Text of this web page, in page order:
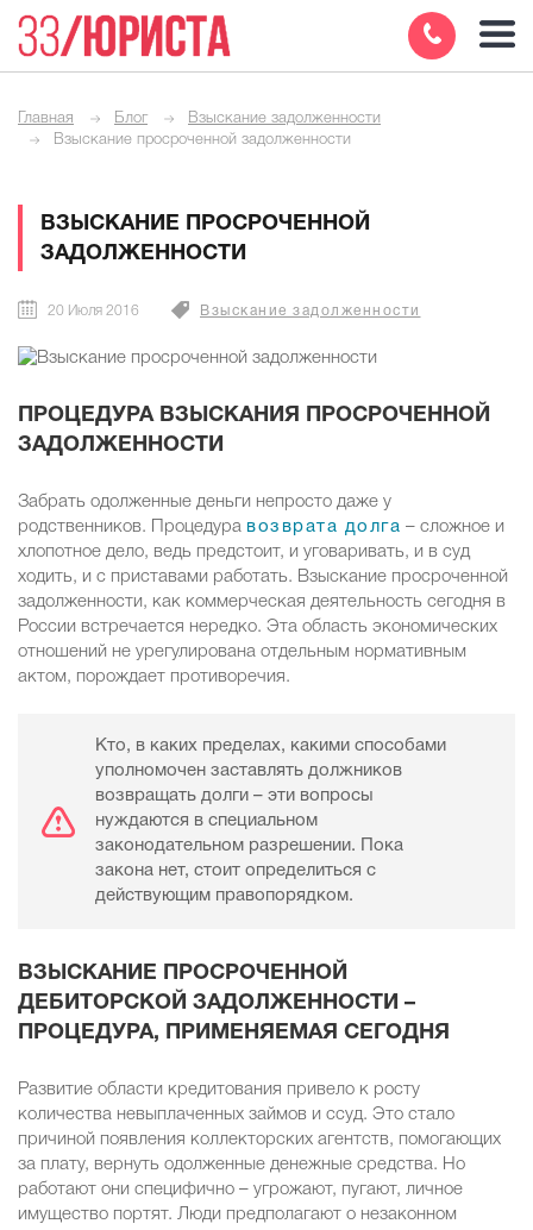
Главная Блог
Взыскание задолженности
Взыскание просроченной задолженности
ВЗЫСКАНИЕ ПРОСРОЧЕННОЙ
ЗАДОЛЖЕННОСТИ
20 Июля 2016 Взыскание задолженности
ПРОЦЕДУРА ВЗЫСКАНИЯ ПРОСРОЧЕННОЙ
ЗАДОЛЖЕННОСТИ
Забрать одолженные деньги непросто даже у
родственников. Процедура возврата долга – сложное и
хлопотное дело, ведь предстоит, и уговаривать, и в суд
ходить, и с приставами работать. Взыскание просроченной
задолженности, как коммерческая деятельность сегодня в
России встречается нередко. Эта область экономических
отношений не урегулирована отдельным нормативным
актом, порождает противоречия.
Кто, в каких пределах, какими способами
уполномочен заставлять должников
возвращать долги – эти вопросы
нуждаются в специальном
законодательном разрешении. Пока
закона нет, стоит определиться с
действующим правопорядком.
ВЗЫСКАНИЕ ПРОСРОЧЕННОЙ
ДЕБИТОРСКОЙ ЗАДОЛЖЕННОСТИ –
ПРОЦЕДУРА, ПРИМЕНЯЕМАЯ СЕГОДНЯ
Развитие области кредитования привело к росту
количества невыплаченных займов и ссуд. Это стало
причиной появления коллекторских агентств, помогающих
за плату, вернуть одолженные денежные средства. Но
работают они специфично – угрожают, пугают, личное
имущество портят. Люди предполагают о незаконном